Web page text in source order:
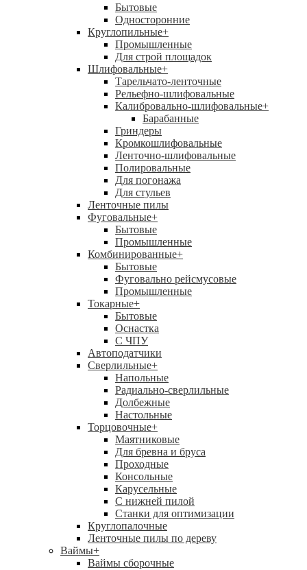
Бытовые
Односторонние
Круглопильные+
Промышленные
Для строй площадок
Шлифовальные+
Тарельчато-ленточные
Рельефно-шлифовальные
Калибровально-шлифовальные+
Барабанные
Гриндеры
Кромкошлифовальные
Ленточно-шлифовальные
Полировальные
Для погонажа
Для стульев
Ленточные пилы
Фуговальные+
Бытовые
Промышленные
Комбинированные+
Бытовые
Фуговально рейсмусовые
Промышленные
Токарные+
Бытовые
Оснастка
С ЧПУ
Автоподатчики
Сверлильные+
Напольные
Радиально-сверлильные
Долбежные
Настольные
Торцовочные+
Маятниковые
Для бревна и бруса
Проходные
Консольные
Карусельные
С нижней пилой
Станки для оптимизации
Круглопалочные
Ленточные пилы по дереву
Ваймы+
Ваймы сборочные